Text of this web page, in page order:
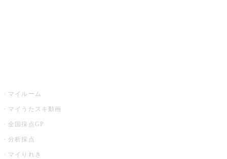
マイルーム
マイうたスキ動画
全国採点GP
分析採点
マイりれき